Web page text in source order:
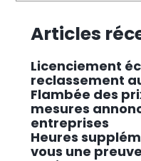
Articles
Licenciement
reclassement
Flambée des
mesures
entreprises
Heures
vous une